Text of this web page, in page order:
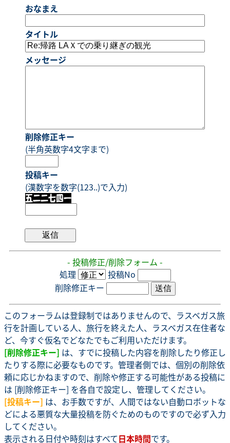
おなまえ
タイトル
メッセージ
削除修正キー
(半角英数字4文字まで)
投稿キー
(漢数字を数字(123..)で入力)
- 投稿修正/削除フォーム -
処理
投稿No
削除修正キー
このフォーラムは登録制ではありませんので、ラスベガス旅
行を計画している人、旅行を終えた人、ラスベガス在住者な
ど、今すぐ仮名でどなたでもご利用いただけます。
[削除修正キー] は、すでに投稿した内容を削除したり修正し
たりする際に必要なものです。管理者側では、個別の削除依
頼に応じかねますので、削除や修正する可能性がある投稿に
は [削除修正キー] を各自で設定し、管理してください。
[投稿キー] は、お手数ですが、人間ではない自動ロボットな
どによる悪質な大量投稿を防ぐためのものですので必ず入力
してください。
表示される日付や時刻はすべて日本時間です。